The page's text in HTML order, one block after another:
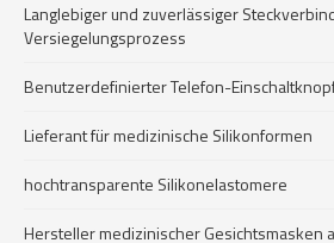
Langlebiger und zuverlässiger
Versiegelungsprozess
Benutzerdefinierter Telefon-
Lieferant für medizinische Silikonformen
hochtransparente Silikonelastomere
Hersteller medizinischer Gesichtsmasken